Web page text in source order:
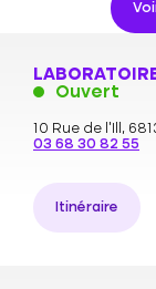
Ouvert
10 Rue de l'Ill,
03 68 30 82 55
Itinéraire